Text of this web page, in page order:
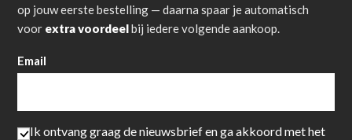
op jouw eerste bestelling — daarna spaar je automatisch
voor extra voordeelbij iedere volgende aankoop.
Email
Ik ontvang graag de nieuwsbrief en ga akkoord met het